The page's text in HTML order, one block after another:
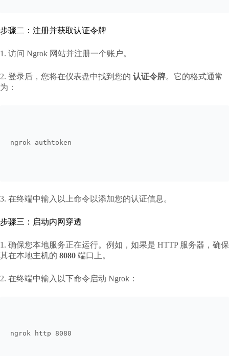
步骤二：注册并获取认证令牌
1. 访问 Ngrok 网站并注册一个账户。
2. 登录后，您将在仪表盘中找到您的 认证令牌。它的格式通常
为：
ngrok authtoken
3. 在终端中输入以上命令以添加您的认证信息。
步骤三：启动内网穿透
1. 确保您本地服务正在运行。例如，如果是 HTTP 服务器，确保
其在本地主机的 8080 端口上。
2. 在终端中输入以下命令启动 Ngrok：
ngrok http 8080